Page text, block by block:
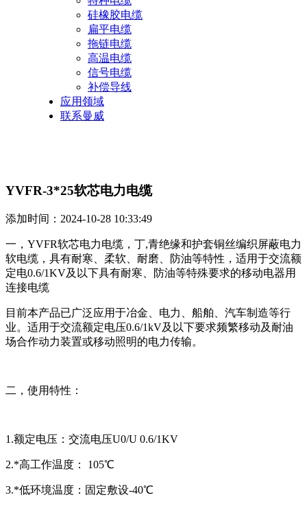
硅橡胶电缆
扁平电缆
拖链电缆
高温电缆
信号电缆
补偿导线
应用领域
联系曼威
YVFR-3*25软芯电力电缆
添加时间：2024-10-28 10:33:49
一，YVFR软芯电力电缆，丁,青绝缘和护套铜丝编织屏蔽电力
软电缆，具有耐寒、柔软、耐磨、防油等特性，适用于交流额
定电0.6/1KV及以下具有耐寒、防油等特殊要求的移动电器用
连接电缆
目前本产品已广泛应用于冶金、电力、船舶、汽车制造等行
业。适用于交流额定电压0.6/1kV及以下要求频繁移动及耐油
场合作动力装置或移动照明的电力传输。
二，使用特性：
1.额定电压：交流电压U0/U 0.6/1KV
2.*高工作温度： 105℃
3.*低环境温度：固定敷设-40℃